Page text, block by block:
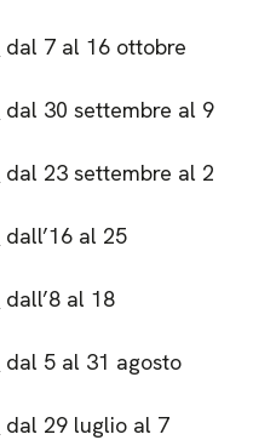
dal 7 al 16 ottobre
dal 30 settembre al 9
dal 23 settembre al 2
dall’16 al 25
dall’8 al 18
dal 5 al 31 agosto
dal 29 luglio al 7